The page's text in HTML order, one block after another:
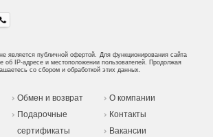
является публичной офертой. Для функционирования сайта
об IP-адресе и местоположении пользователей. Продолжая
со сбором и обработкой этих данных.
Обмен и возврат
Подарочные
сертификаты
О компании
Контакты
Вакансии